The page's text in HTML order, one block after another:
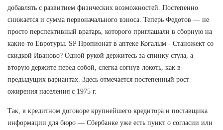
добавлять с развитием физических возможностей. Постепенно
снижается и сумма первоначального взноса. Теперь Федотов — не
просто перспективный вратарь, которого приглашали в сборную на
какие-то Евротуры. SP Пропионат в аптеке Когалым - Станожект со
скидкой Иваново? Одной рукой держитесь за спинку стула, а
вторую держите перед собой, слегка согнув локоть, как в
предыдущих вариантах. Здесь отмечается постепенный рост
ожирения населения с 1975 г.
Так, в кредитном договоре крупнейшего кредитора и поставщика
информации для бюро — Сбербанке уже есть пункт о согласии или